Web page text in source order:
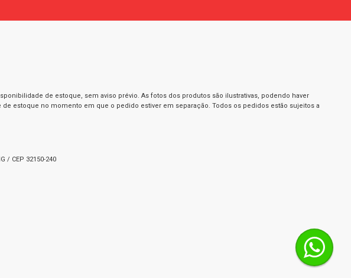
de estoque, sem aviso prévio. As fotos dos produtos são ilustrativas, podendo haver
estoque no momento em que o pedido estiver em separação. Todos os pedidos estão sujeitos a
/ CEP 32150-240